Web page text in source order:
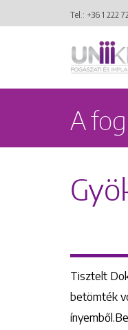
Tel.: +36 1 222
A
Tisztelt
betömték